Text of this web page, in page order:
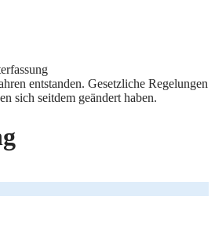
entstanden. Gesetzliche Regelungen
sich seitdem geändert haben.